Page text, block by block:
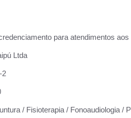
para atendimentos
Ltda
2
/ Fisioterapia / Fonoaudiologia /